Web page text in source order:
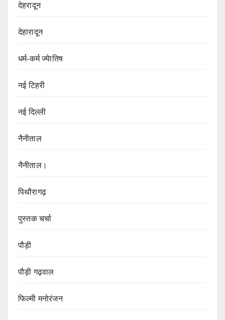
देहरादून
देहारादून
धर्म-कर्म ज्येातिष
नई टिहरी
नई दिल्ली
नैनीताल
नैनीताल।
पिथौरागढ़
पुस्तक चर्चा
पौड़ी
पौड़ी गढ़वाल
फिल्मी मनोरंजन